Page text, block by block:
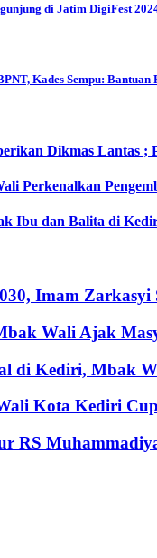
di Jatim DigiFest
Kades Sempu: Bantuan
Dikmas Lantas ;
Perkenalkan
Ibu dan Balita di
Imam
Wali Ajak
di Kediri, Mbak
Kota Kediri Cup